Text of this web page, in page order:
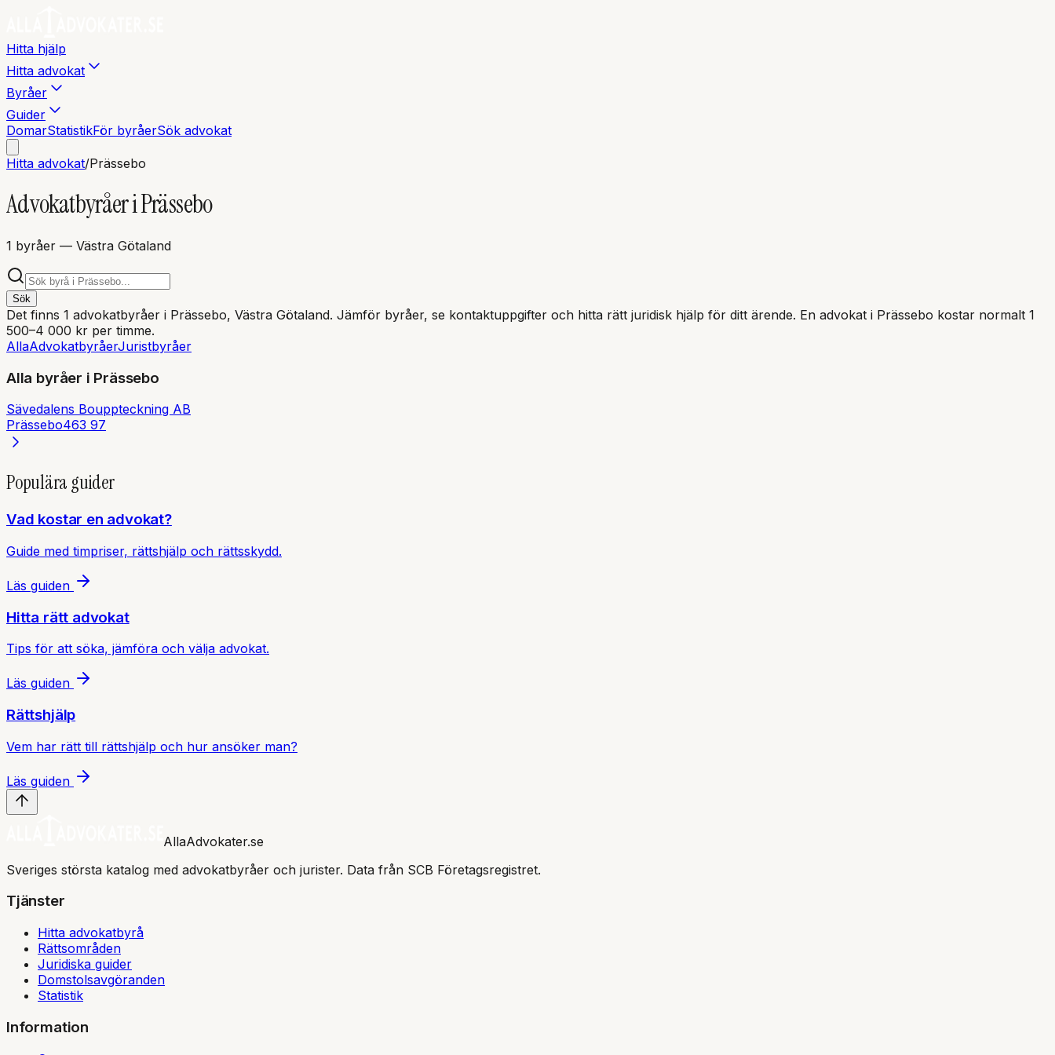
Hitta hjälp
Hitta advokat
Byråer
Guider
DomarStatistikFör byråerSök advokat
Hitta advokat/Prässebo
Advokatbyråer iPrässebo
1 byråer — Västra Götaland
Sök
Det finns 1 advokatbyråer i Prässebo, Västra Götaland. Jämför byråer, se kontaktuppgifter och hitta rätt juridisk hjälp för ditt ärende. En advokat i Prässebo kostar normalt 1
500–4 000 kr per timme.
AllaAdvokatbyråerJuristbyråer
Alla byråer i Prässebo
Sävedalens Bouppteckning AB
Prässebo463 97
Populära guider
Vad kostar en advokat?
Guide med timpriser, rättshjälp och rättsskydd.
Läs guiden
Hitta rätt advokat
Tips för att söka, jämföra och välja advokat.
Läs guiden
Rättshjälp
Vem har rätt till rättshjälp och hur ansöker man?
Läs guiden
AllaAdvokater.se
Sveriges största katalog med advokatbyråer och jurister. Data från SCB Företagsregistret.
Tjänster
Hitta advokatbyrå
Rättsområden
Juridiska guider
Domstolsavgöranden
Statistik
Information